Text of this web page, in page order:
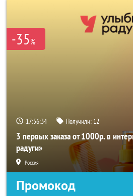
-35%
17:56:32 Получили: 12
3 первых заказа от 1000р. в
радуги»
Россия
Промокод